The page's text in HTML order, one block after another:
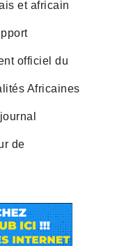
et africain
officiel du
Africaines
de